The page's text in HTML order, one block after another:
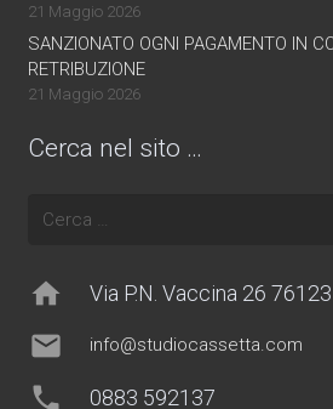
21 Maggio 2026
SANZIONATO OGNI PAGAMENTO IN
RETRIBUZIONE
21 Maggio 2026
Cerca nel sito …
Ricerca
home Via P.N. Vaccina 26
mail info@studiocassetta.com
phone 0883 592137